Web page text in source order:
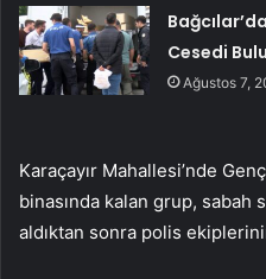
Cesedi
Ağustos 7,
Karaçayır Mahallesi’nde
binasında kalan grup, sabah
aldıktan sonra polis